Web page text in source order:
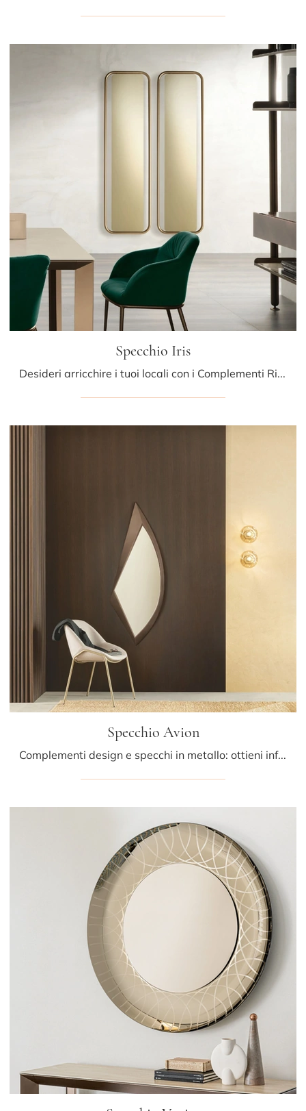
Specchio Iris
Desideri arricchire i tuoi locali con i Complementi Riflessi? Ti presentiamo molteplici modelli di specchi in metallo come Specchio Iris.
Specchio Avion
Complementi design e specchi in metallo: ottieni informazioni sul modello Specchio Avion di Riflessi e potrai valorizzare i tuoi locali.